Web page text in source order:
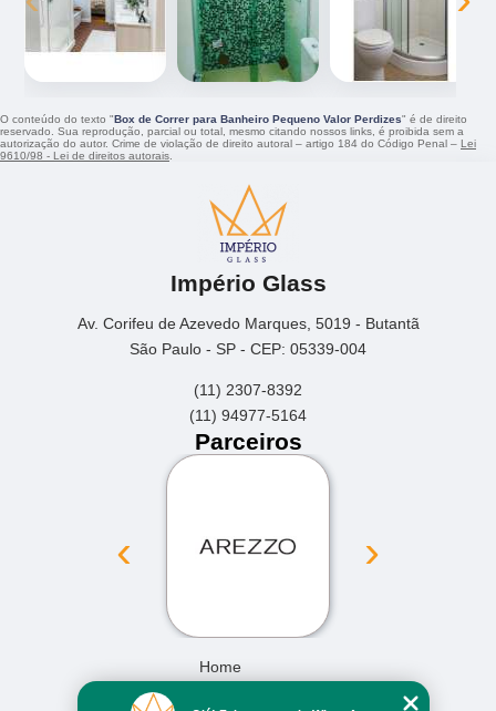
O conteúdo do texto "Box de Correr para Banheiro Pequeno Valor Perdizes" é de direito
reservado. Sua reprodução, parcial ou total, mesmo citando nossos links, é proibida sem a
autorização do autor. Crime de violação de direito autoral – artigo 184 do Código Penal – Lei
9610/98 - Lei de direitos autorais
Império Glass
Av. Corifeu de Azevedo Marques, 5019 - Butantã
São Paulo - SP - CEP: 05339-004
(11) 2307-8392
(11) 94977-5164
Parceiros
‹ ›
Home